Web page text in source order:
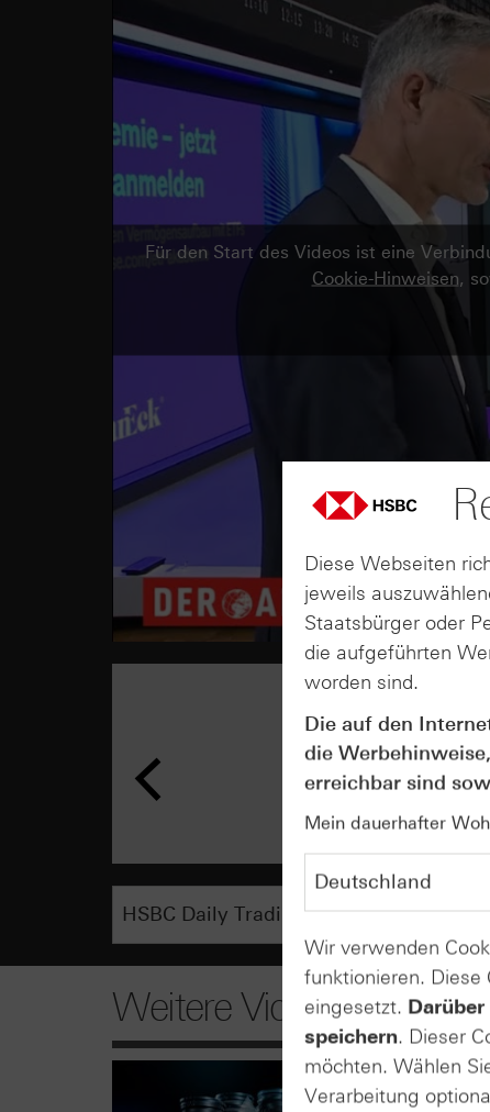
Für den Start des Videos ist eine
Cookie-Hinweisen,
Weitere Videos
Diese Webseiten
jeweils
Staatsbürger oder
die aufgeführten
worden sind.
Die auf den
die
erreichbar sind
Mein dauerhafter
Wir verwenden
funktionieren. Diese
eingesetzt.
speichern. Dieser
möchten. Wählen
Verarbeitung